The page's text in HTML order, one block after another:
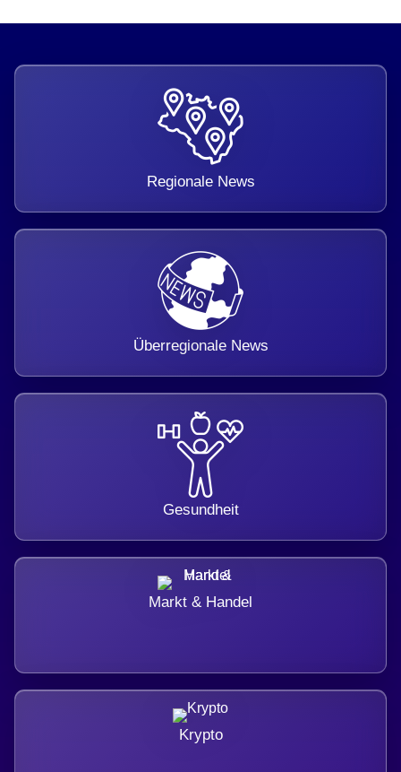
Regionale News
Überregionale News
Gesundheit
Markt & Handel
Krypto